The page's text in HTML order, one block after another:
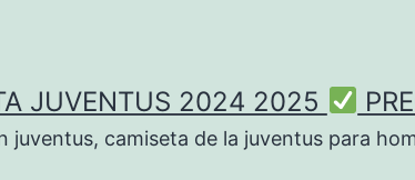
JUVENTUS 2024 2025
juventus, camiseta de la juventus para